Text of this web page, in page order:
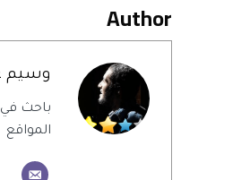
Author
وسيم
باحث في
المواقع